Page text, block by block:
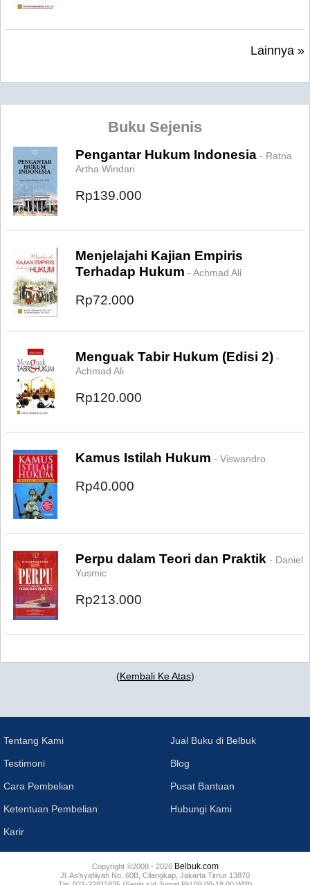
Lainnya »
Buku Sejenis
Pengantar Hukum Indonesia - Ratna
Artha Windari
Rp139.000
Menjelajahi Kajian Empiris
Terhadap Hukum - Achmad Ali
Rp72.000
Menguak Tabir Hukum (Edisi 2) -
Achmad Ali
Rp120.000
Kamus Istilah Hukum - Viswandro
Rp40.000
Perpu dalam Teori dan Praktik - Daniel
Yusmic
Rp213.000
(Kembali Ke Atas)
Tentang Kami
Testimoni
Cara Pembelian
Ketentuan Pembelian
Karir
Jual Buku di Belbuk
Blog
Pusat Bantuan
Hubungi Kami
Copyright ©2008 - 2026 Belbuk.com
Jl. As'syafiiyah No. 60B, Cilangkap, Jakarta Timur 13870